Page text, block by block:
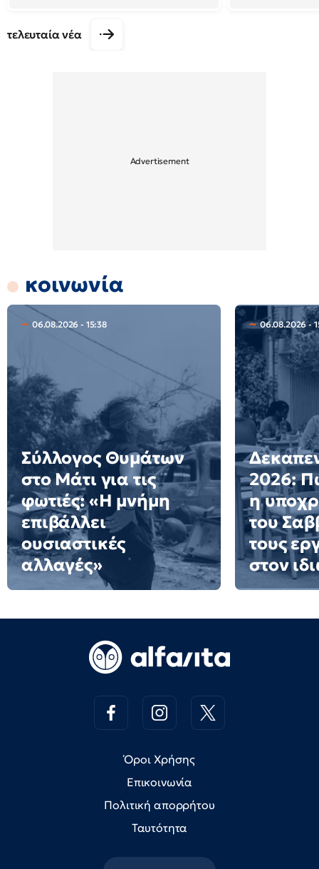
τελευταία νέα
κοινωνία
06.08.2026 - 15:38
Σύλλογος Θυμάτων
στο Μάτι για τις
φωτιές: «Η μνήμη
επιβάλλει
ουσιαστικές
αλλαγές»
06.08.2026 -
2026:
η
του
τους
στον
Όροι Χρήσης
Επικοινωνία
Πολιτική απορρήτου
Ταυτότητα